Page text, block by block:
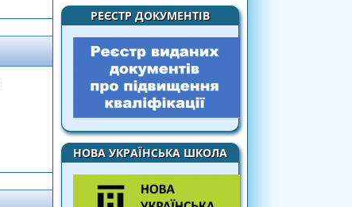
РЕЄСТР ДОКУМЕНТІВ
НОВА УКРАЇНСЬКА ШКОЛА